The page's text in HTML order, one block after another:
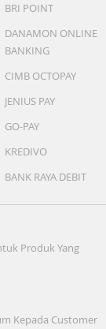
BRI POINT
DANAMON ONLINE
BANKING
CIMB OCTOPAY
JENIUS PAY
GO-PAY
KREDIVO
BANK RAYA DEBIT
Produk Yang
Kepada Customer